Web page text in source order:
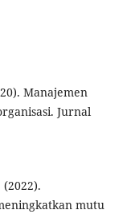
Manajemen
Jurnal
mutu